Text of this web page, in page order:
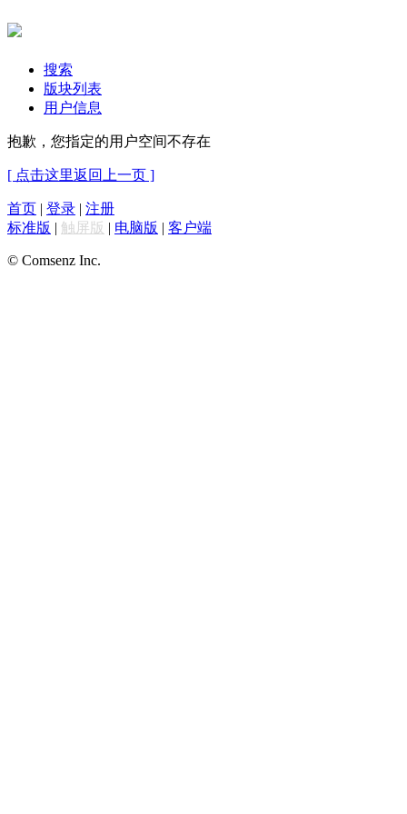
搜索
版块列表
用户信息
抱歉，您指定的用户空间不存在
[ 点击这里返回上一页 ]
首页 | 登录 | 注册
标准版 | 触屏版 | 电脑版 | 客户端
© Comsenz Inc.